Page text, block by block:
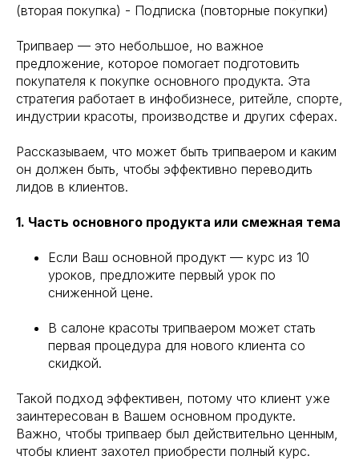
(вторая покупка) - Подписка (повторные покупки)
Трипваер — это небольшое, но важное
предложение, которое помогает подготовить
покупателя к покупке основного продукта. Эта
стратегия работает в инфобизнесе, ритейле, спорте,
индустрии красоты, производстве и других сферах.
Рассказываем, что может быть трипваером и каким
он должен быть, чтобы эффективно переводить
лидов в клиентов.
1. Часть основного продукта или смежная тема
Если Ваш основной продукт — курс из 10
уроков, предложите первый урок по
сниженной цене.
В салоне красоты трипваером может стать
первая процедура для нового клиента со
скидкой.
Такой подход эффективен, потому что клиент уже
заинтересован в Вашем основном продукте.
Важно, чтобы трипваер был действительно ценным,
чтобы клиент захотел приобрести полный курс.